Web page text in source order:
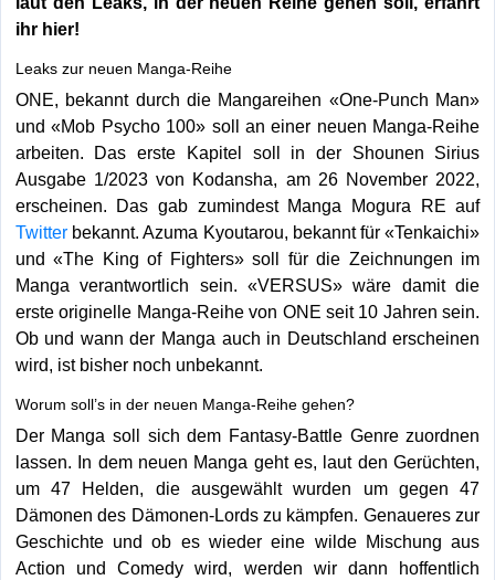
ihr hier!
Leaks zur neuen Manga-Reihe
ONE, bekannt durch die Mangareihen «One-Punch Man»
und «Mob Psycho 100» soll an einer neuen Manga-Reihe
arbeiten. Das erste Kapitel soll in der Shounen Sirius
Ausgabe 1/2023 von Kodansha, am 26 November 2022,
erscheinen. Das gab zumindest Manga Mogura RE auf
Twitterbekannt. Azuma Kyoutarou, bekannt für «Tenkaichi»
und «The King of Fighters» soll für die Zeichnungen im
Manga verantwortlich sein. «VERSUS» wäre damit die
erste originelle Manga-Reihe von ONE seit 10 Jahren sein.
Ob und wann der Manga auch in Deutschland erscheinen
wird, ist bisher noch unbekannt.
Worum soll’s in der neuen Manga-Reihe gehen?
Der Manga soll sich dem Fantasy-Battle Genre zuordnen
lassen. In dem neuen Manga geht es, laut den Gerüchten,
um 47 Helden, die ausgewählt wurden um gegen 47
Dämonen des Dämonen-Lords zu kämpfen. Genaueres zur
Geschichte und ob es wieder eine wilde Mischung aus
Action und Comedy wird, werden wir dann hoffentlich